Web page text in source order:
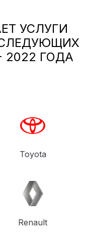
УСЛУГИ
2022 ГОДА
Toyota
Renault